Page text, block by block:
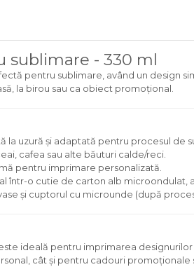
sublimare - 330 ml
pentru sublimare, având un design
la birou sau ca obiect promoțional.
la uzură și adaptată pentru procesul de
cafea sau alte băuturi calde/reci.
pentru imprimare personalizată.
într-o cutie de carton alb
și cuptorul cu microunde (după
ideală pentru imprimarea
cât și pentru cadouri promoționale